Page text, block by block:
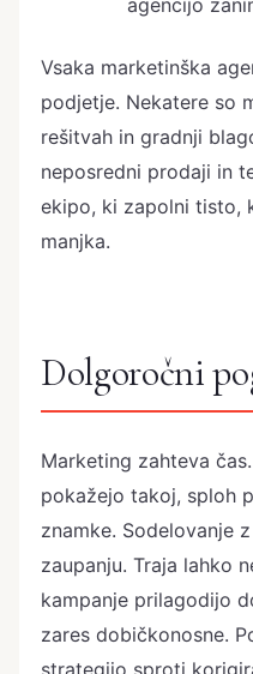
Vsaka marketinška
podjetje. Nekatere so
rešitvah in gradnji
neposredni prodaji in
ekipo, ki zapolni tisto,
manjka.
Dolgoročni
Marketing zahteva
pokažejo takoj, sploh
znamke. Sodelovanje
zaupanju. Traja lahko
kampanje prilagodijo
zares dobičkonosne.
strategijo sproti